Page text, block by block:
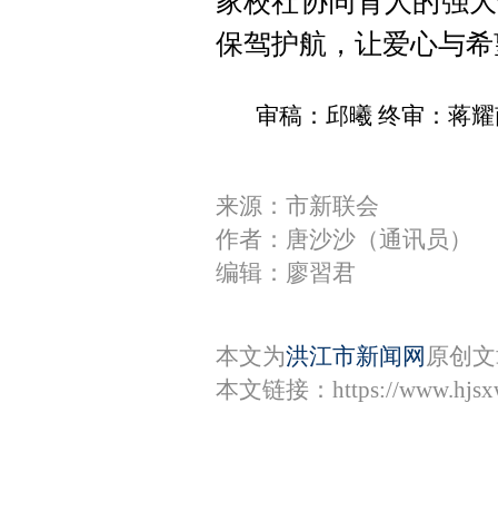
保驾护航，让爱心与
审稿：邱曦 终审：蒋
来源：市新联会
作者：唐沙沙（通讯员）
编辑：廖習君
本文为洪江市新闻网 原创
本文链接： https://